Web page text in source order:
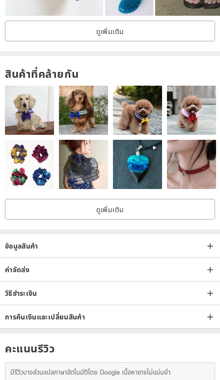
leather sandals that our shop offers are: Gladiator sandals, toe ring
sandals, lace up sandals, platform sandals, leather flip flops,
Spartan/Spartiate sandals, knee high sandals, ankle wrap sandals,
and, also, they provide unique style!
• FEMALE SIZE CHART (EU# // UK# // US# // Length of inner
SOLE):
EU #35 // UK #2.5 // US #4.5 // 22.9cm - 9.0in
EU #36 // UK #3.5 // US #5 // 23.5cm - 9.2in
EU #37 // UK #4.5 // US #6 // 24.0cm - 9.4in
EU #38 // UK #5.5 // US #7 // 24.8cm - 9.8in
EU #39 // UK #6.5 // US #8 // 25.4cm – 10in
EU #40 // UK #7.5 // US #9 // 26cm - 10.2in
EU #41 // UK #8.5 // US #10 // 26.7cm - 10.5in
• EXAMPLE (!!!):
If your foot measures a total length of 25.4 cm (10 inches) then it is
the best option to go for an EU #40 // UK #7.5 // US #9 // 26 cm -
MEASUREMENT for the space on the front & back of your sandals.
following lines!
• IMPORTANT NOTICE:
ดูเพิ่มเติม
สินค้าที่คล้ายกัน
ดูเพิ่มเติม
ข้อมูลสินค้า
ค่าจัดส่ง
วิธีชำระเงิน
การคืนเงินและเปลี่ยนสินค้า
คะแนนรีวิว
มีรีวิวบางส่วนแปลภาษาอัตโนมัติโดย Google เนื้อหาอาจไม่แม่นยำ